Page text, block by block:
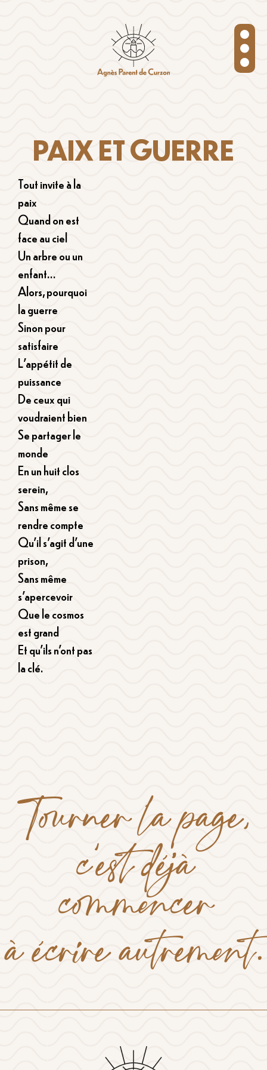
PAIX ET GUERRE
Tout invite à la
paix
Quand on est
face au ciel
Un arbre ou un
enfant…
Alors, pourquoi
la guerre
Sinon pour
satisfaire
L’appétit de
puissance
De ceux qui
voudraient bien
Se partager le
monde
En un huit clos
serein,
Sans même se
rendre compte
Qu’il s’agit d’une
prison,
Sans même
s’apercevoir
Que le cosmos
est grand
Et qu’ils n’ont pas
la clé.
Tourner la page,
c’est déjà
commencer
à écrire autrement.